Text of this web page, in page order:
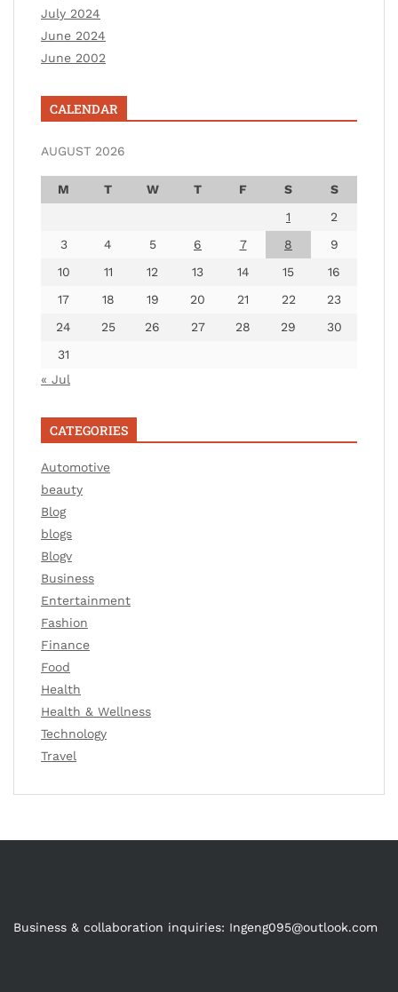
July 2024
June 2024
June 2002
CALENDAR
AUGUST 2026
M T W T F S
S
1
2
3
4 5 6 7 8
9
10
11 12 13 14 15
16
17
18 19 20 21 22
23
24
25 26 27 28 29
30
31
« Jul
CATEGORIES
Automotive
beauty
Blog
blogs
Blogv
Business
Entertainment
Fashion
Finance
Food
Health
Health & Wellness
Technology
Travel
Business & collaboration inquiries: Ingeng095@outlook.com